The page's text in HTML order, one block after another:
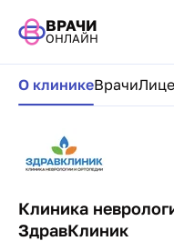
ВРАЧИ
ОНЛАЙН
Навигация по
О клиникеВрачи
Клиника
ЗдравКлиник